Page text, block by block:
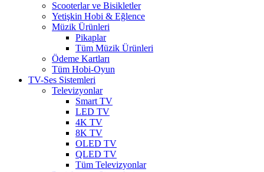
Scooterlar ve Bisikletler
Yetişkin Hobi & Eğlence
Müzik Ürünleri
Pikaplar
Tüm Müzik Ürünleri
Ödeme Kartları
Tüm Hobi-Oyun
TV-Ses Sistemleri
Televizyonlar
Smart TV
LED TV
4K TV
8K TV
OLED TV
QLED TV
Tüm Televizyonlar